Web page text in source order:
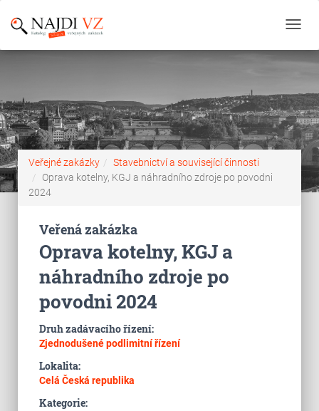
Veřejné zakázky
Stavebnictví a související činnosti
Oprava kotelny, KGJ a náhradního zdroje po povodni
2024
Veřená zakázka
Oprava kotelny, KGJ a
náhradního zdroje po
povodni 2024
Druh zadávacího řízení:
Zjednodušené podlimitní řízení
Lokalita:
Celá Česká republika
Kategorie: